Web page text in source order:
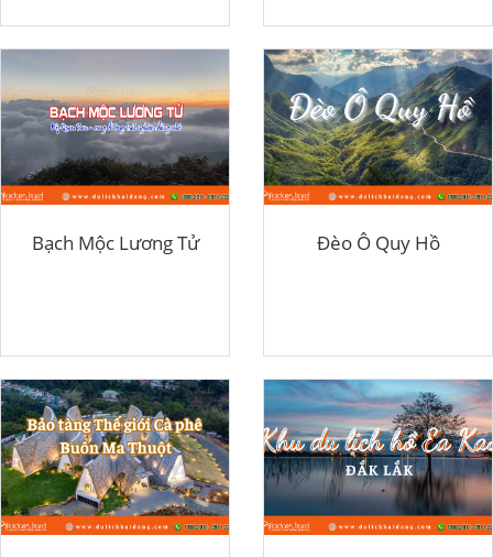
Bạch Mộc Lương Tử Đèo Ô Quy Hồ